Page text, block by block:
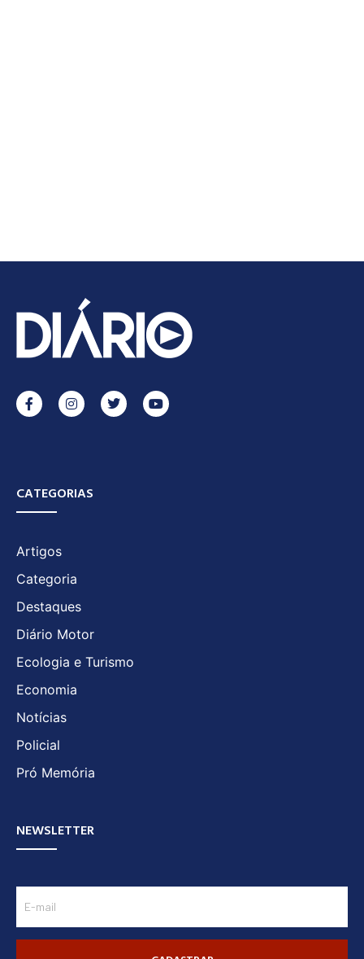
CATEGORIAS
Artigos
Categoria
Destaques
Diário Motor
Ecologia e Turismo
Economia
Notícias
Policial
Pró Memória
NEWSLETTER